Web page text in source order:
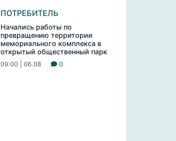
ПОТРЕБИТЕЛЬ
Начались работы по
превращению территории
мемориального комплекса в
открытый общественный парк
09:00 | 06.08 0